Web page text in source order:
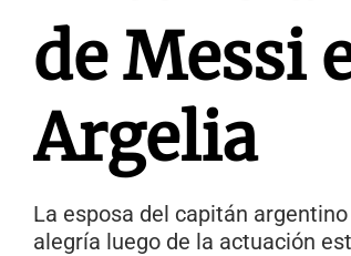
de Messi
Argelia
La esposa del capitán
alegría luego de la actuación